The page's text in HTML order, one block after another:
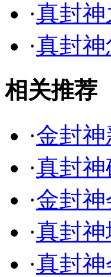
·真封
·真封
相关推荐
·金封
·真封
·金封
·真封
·真封